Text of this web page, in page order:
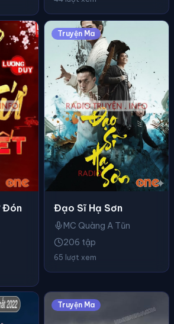
Đón
Truyện Ma
Đạo Sĩ Hạ Sơn
MC Quàng A Tũn
206 tập
65 lượt xem
Truyện Ma